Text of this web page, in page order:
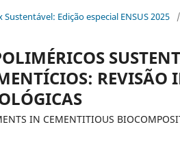
Sustentável: Edição especial ENSUS 2025 /
REVISÃO
IN CEMENTITIOUS